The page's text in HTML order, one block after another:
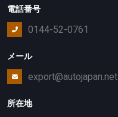
電話番号
0144-52-0761
メール
export@autojapan.net
所在地